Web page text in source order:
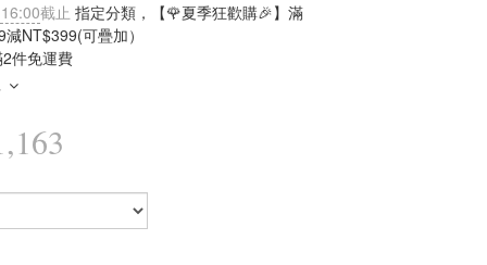
截止 指定分類，【🌹夏季狂歡購🎉】滿
NT$399(可疊加）
件免運費